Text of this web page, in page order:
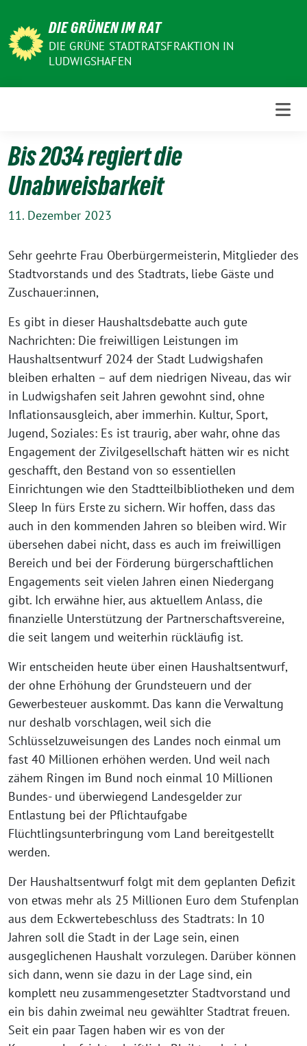
zum
Inhalt
DIE GRÜNEN IM RAT
DIE GRÜNE STADTRATSFRAKTION IN
LUDWIGSHAFEN
Bis 2034 regiert die
Unabweisbarkeit
11. Dezember 2023
Sehr geehrte Frau Oberbürgermeisterin, Mitglieder des
Stadtvorstands und des Stadtrats, liebe Gäste und
Zuschauer:innen,
Es gibt in dieser Haushaltsdebatte auch gute
Nachrichten: Die freiwilligen Leistungen im
Haushaltsentwurf 2024 der Stadt Ludwigshafen
bleiben erhalten – auf dem niedrigen Niveau, das wir
in Ludwigshafen seit Jahren gewohnt sind, ohne
Inflationsausgleich, aber immerhin. Kultur, Sport,
Jugend, Soziales: Es ist traurig, aber wahr, ohne das
Engagement der Zivilgesellschaft hätten wir es nicht
geschafft, den Bestand von so essentiellen
Einrichtungen wie den Stadtteilbibliotheken und dem
Sleep In fürs Erste zu sichern. Wir hoffen, dass das
auch in den kommenden Jahren so bleiben wird. Wir
übersehen dabei nicht, dass es auch im freiwilligen
Bereich und bei der Förderung bürgerschaftlichen
Engagements seit vielen Jahren einen Niedergang
gibt. Ich erwähne hier, aus aktuellem Anlass, die
finanzielle Unterstützung der Partnerschaftsvereine,
die seit langem und weiterhin rückläufig ist.
Wir entscheiden heute über einen Haushaltsentwurf,
der ohne Erhöhung der Grundsteuern und der
Gewerbesteuer auskommt. Das kann die Verwaltung
nur deshalb vorschlagen, weil sich die
Schlüsselzuweisungen des Landes noch einmal um
fast 40 Millionen erhöhen werden. Und weil nach
zähem Ringen im Bund noch einmal 10 Millionen
Bundes- und überwiegend Landesgelder zur
Entlastung bei der Pflichtaufgabe
Flüchtlingsunterbringung vom Land bereitgestellt
werden.
Der Haushaltsentwurf folgt mit dem geplanten Defizit
von etwas mehr als 25 Millionen Euro dem Stufenplan
aus dem Eckwertebeschluss des Stadtrats: In 10
Jahren soll die Stadt in der Lage sein, einen
ausgeglichenen Haushalt vorzulegen. Darüber können
sich dann, wenn sie dazu in der Lage sind, ein
komplett neu zusammengesetzter Stadtvorstand und
ein bis dahin zweimal neu gewählter Stadtrat freuen.
Seit ein paar Tagen haben wir es von der